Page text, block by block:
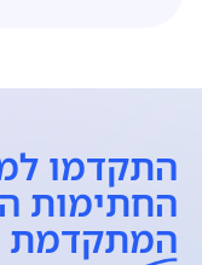
התקדמו
החתימות
המתקדמת Doxi!